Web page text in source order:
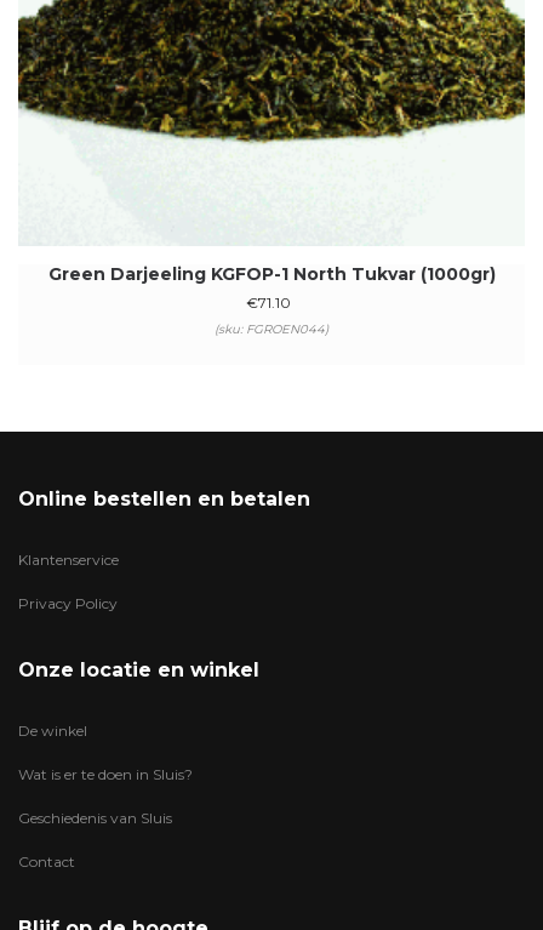
Green Darjeeling KGFOP-1 North Tukvar (1000gr)
€71.10
(sku: FGROEN044)
Online bestellen en betalen
Klantenservice
Privacy Policy
Onze locatie en winkel
De winkel
Wat is er te doen in Sluis?
Geschiedenis van Sluis
Contact